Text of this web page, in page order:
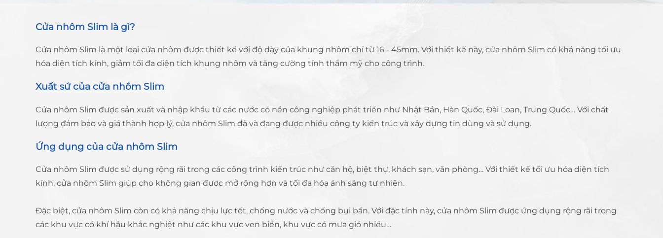
Cửa nhôm Slim là gì?
Cửa nhôm Slim là một loại cửa nhôm được thiết kế với độ dày của khung nhôm chỉ từ 16 - 45mm. Với thiết kế này, cửa nhôm Slim có khả năng tối ưu
hóa diện tích kính, giảm tối đa diện tích khung nhôm và tăng cường tính thẩm mỹ cho công trình.
Xuất sứ của cửa nhôm Slim
Cửa nhôm Slim được sản xuất và nhập khẩu từ các nước có nền công nghiệp phát triển như Nhật Bản, Hàn Quốc, Đài Loan, Trung Quốc… Với chất
lượng đảm bảo và giá thành hợp lý, cửa nhôm Slim đã và đang được nhiều công ty kiến trúc và xây dựng tin dùng và sử dụng.
Ứng dụng của cửa nhôm Slim
Cửa nhôm Slim được sử dụng rộng rãi trong các công trình kiến trúc như căn hộ, biệt thự, khách sạn, văn phòng… Với thiết kế tối ưu hóa diện tích
kính, cửa nhôm Slim giúp cho không gian được mở rộng hơn và tối đa hóa ánh sáng tự nhiên.
Đặc biệt, cửa nhôm Slim còn có khả năng chịu lực tốt, chống nước và chống bụi bẩn. Với đặc tính này, cửa nhôm Slim được ứng dụng rộng rãi trong
các khu vực có khí hậu khắc nghiệt như các khu vực ven biển, khu vực có mưa gió nhiều…